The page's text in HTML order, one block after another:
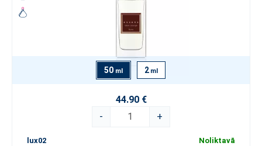
50 ml 2 ml
44.90 €
-
+
lux02 Noliktavā